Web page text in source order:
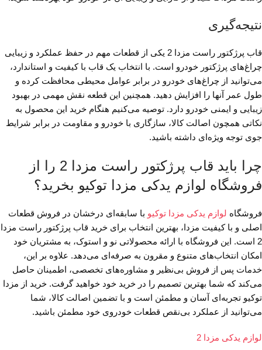
نتیجه‌گیری
قاب پرژکتور راست مزدا 2 یکی از قطعات مهم در حفظ عملکرد و زیبایی
چراغ‌های پرژکتور خودرو است. با انتخاب یک قاب با کیفیت و استاندارد،
می‌توانید از چراغ‌های خودرو در برابر عوامل محیطی محافظت کرده و
طول عمر آنها را افزایش دهید. همچنین این قطعه نقش مهمی در بهبود
زیبایی و ایمنی خودرو دارد. توصیه می‌کنیم هنگام خرید این محصول به
نکاتی همچون اصالت کالا، سازگاری با خودرو و مقاومت در برابر شرایط
جوی توجه ویژه‌ای داشته باشید.
چرا باید قاب پرژکتور راست مزدا 2 را از
فروشگاه لوازم یدکی مزدا توکیو بخرید؟
فروشگاه لوازم یدکی مزدا توکیو با سابقه‌ای درخشان در فروش قطعات
اصلی و با کیفیت مزدا، بهترین انتخاب برای خرید قاب پرژکتور راست مزدا
2 است. این فروشگاه با ارائه محصولاتی نو و استوک، به مشتریان خود
امکان انتخاب‌های متنوع و مقرون به صرفه‌ای می‌دهد. علاوه بر این،
خدمات پس از فروش بی‌نظیر و مشاوره‌های تخصصی، اطمینان حاصل
می‌کند که شما بهترین تصمیم را در خرید خود خواهید گرفت. خرید از مزدا
توکیو تجربه‌ای آسان و مطمئن است و با تضمین اصالت کالا، شما
می‌توانید از عملکرد بی‌نقص قطعات خودروی خود مطمئن باشید.
لوازم یدکی مزدا 2